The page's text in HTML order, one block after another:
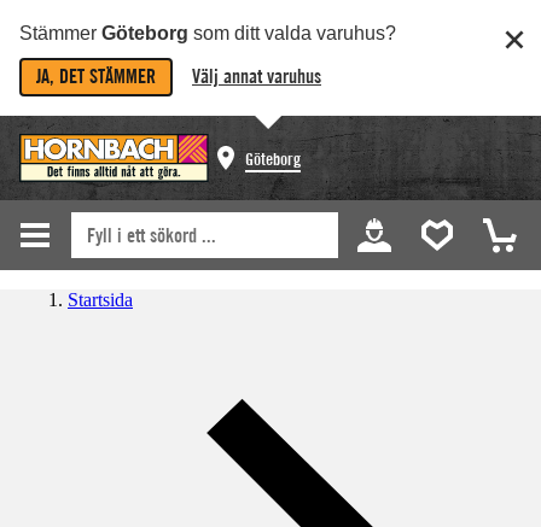
Stämmer Göteborg som ditt valda varuhus?
JA, DET STÄMMER Välj annat varuhus
Göteborg
Startsida